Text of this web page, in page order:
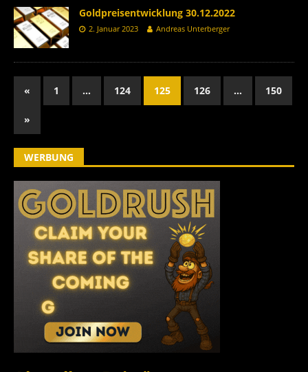
Goldpreisentwicklung 30.12.2022
2. Januar 2023 Andreas Unterberger
« 1 … 124 125 126 … 150
»
WERBUNG